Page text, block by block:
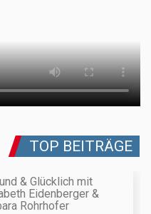
TOP BEITRÄGE
& Glücklich mit
Eidenberger &
Rohrhofer